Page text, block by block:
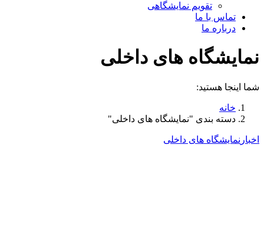
تقویم نمایشگاهی
تماس با ما
درباره ما
نمایشگاه های داخلی
شما اینجا هستید:
خانه
دسته بندی "نمایشگاه های داخلی"
اخبار نمایشگاه های داخلی